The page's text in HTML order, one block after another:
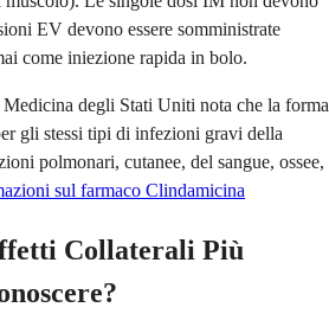
EV devono essere somministrate
come iniezione rapida in bolo.
degli Stati Uniti nota che la forma
gli stessi tipi di infezioni gravi della
polmonari, cutanee, del sangue, ossee,
sul farmaco Clindamicina
Collaterali Più